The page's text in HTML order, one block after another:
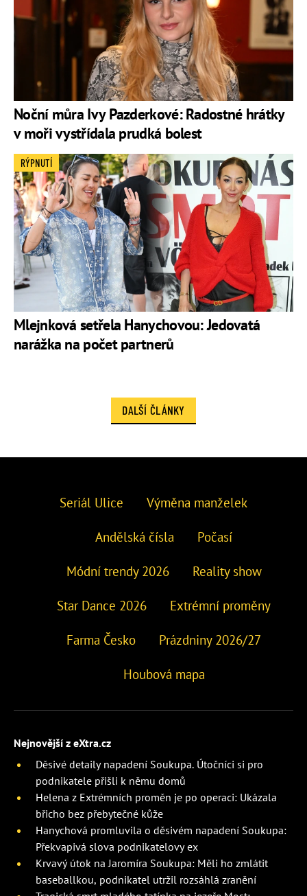
Noční můra Ivy Pazderkové: Radostné hrátky
v moři vystřídala prudká bolest
Mlejnková setřela Hanychovou: Jedovatá
narážka na počet partnerů
RÝPNUTÍ
DALŠÍ ČLÁNKY
Seriál Ulice Výměna manželek
Andělská čísla Počasí
Módní trendy 2026 Reality show
Star Dance 2026 Extrémní proměny
Farma Česko Prázdniny 2026/27
Houbová mapa
Nejnovější z eXtra.cz
Děsivé detaily napadení Soukupa. Útočníci si pro
podnikatele přišli k němu domů
Helena z Extrémních proměn je po operaci: Ukázala
břicho bez přebytečné kůže
Hanychová promluvila o děsivém napadení Soukupa:
Překvapivá slova podnikatelovy ex
Krvavý útok na Jaromíra Soukupa: Měli ho zmlátit
baseballkou, podnikatel utržil rozsáhlá zranění